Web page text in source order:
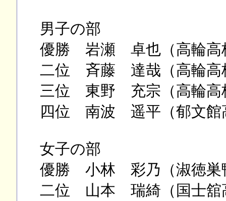
男子の部
優勝 岩瀬 卓也（高輪高
二位 斉藤 達哉（高輪高
三位 東野 充宗（高輪高
四位 南波 遥平（郁文館
女子の部
優勝 小林 彩乃（淑徳巣
二位 山本 瑞綺（国士舘